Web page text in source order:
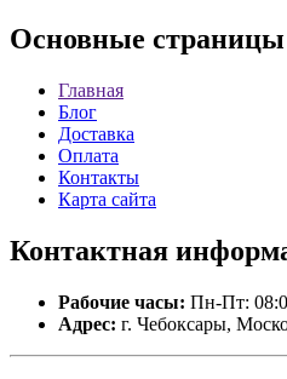
Основные страницы
Главная
Блог
Доставка
Оплата
Контакты
Карта сайта
Контактная
Рабочие часы: Пн-Пт:
Адрес: г. Чебоксары,